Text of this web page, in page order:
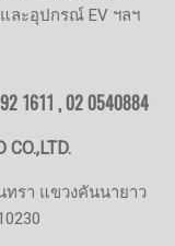
ละอุปกรณ์ EV ฯลฯ
1611 ,02 0540884
รา แขวงคันนายาว